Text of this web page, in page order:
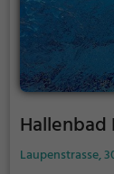
Hallenbad
Laupenstrasse,